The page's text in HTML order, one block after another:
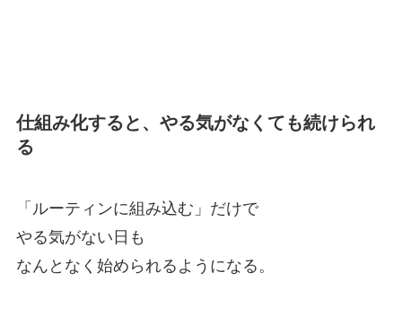
仕組み化すると、やる気がなくても続けられ
る
「ルーティンに組み込む」だけで
やる気がない日も
なんとなく始められるようになる。